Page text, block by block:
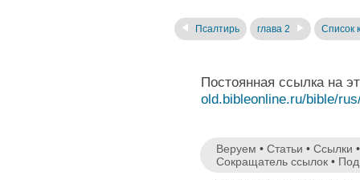
Псалтирь глава 2 Список
Постоянная ссылка на
old.bibleonline.ru/bible/
Веруем • Статьи • Ссылки
Сокращатель ссылок •